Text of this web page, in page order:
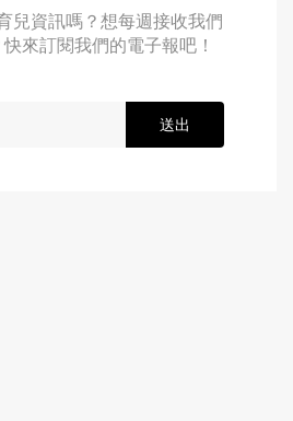
兒資訊嗎？想每週接收我們
來訂閱我們的電子報吧！
送出